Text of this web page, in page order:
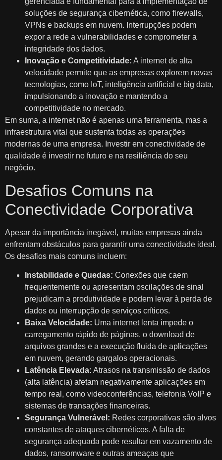
soluções de segurança cibernética, como firewalls,
VPNs e backups em nuvem. Interrupções podem
expor a rede a vulnerabilidades e comprometer a
integridade dos dados.
Inovação e Competitividade: A internet de alta
velocidade permite que as empresas explorem novas
tecnologias, como IoT, inteligência artificial e big data,
impulsionando a inovação e mantendo a
competitividade no mercado.
Em suma, a internet não é apenas uma ferramenta, mas a
infraestrutura vital que sustenta todas as operações
modernas de uma empresa. Investir em conectividade de
qualidade é investir no futuro e na resiliência do seu
negócio.
Desafios Comuns na
Conectividade Corporativa
Apesar da importância inegável, muitas empresas ainda
enfrentam obstáculos para garantir uma conectividade ideal.
Os desafios mais comuns incluem:
Instabilidade e Quedas: Conexões que caem
frequentemente ou apresentam oscilações de sinal
prejudicam a produtividade e podem levar à perda de
dados ou interrupção de serviços críticos.
Baixa Velocidade: Uma internet lenta impede o
carregamento rápido de páginas, o download de
arquivos grandes e a execução fluida de aplicações
em nuvem, gerando gargalos operacionais.
Latência Elevada: Atrasos na transmissão de dados
(alta latência) afetam negativamente aplicações em
tempo real, como videoconferências, telefonia VoIP e
sistemas de transações financeiras.
Segurança Vulnerável: Redes corporativas são alvos
constantes de ataques cibernéticos. A falta de
segurança adequada pode resultar em vazamento de
dados, ransomware e outras ameaças que